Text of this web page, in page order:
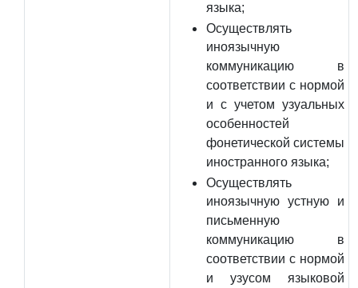
языка;
Осуществлять
иноязычную
коммуникацию в
соответствии с нормой
и с учетом узуальных
особенностей
фонетической системы
иностранного языка;
Осуществлять
иноязычную устную и
письменную
коммуникацию в
соответствии с нормой
и узусом языковой